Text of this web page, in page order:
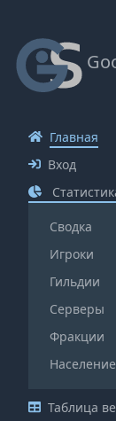
Главная
Вход
Сводка
Игроки
Гильдии
Серверы
Фракции
Население
Таблица